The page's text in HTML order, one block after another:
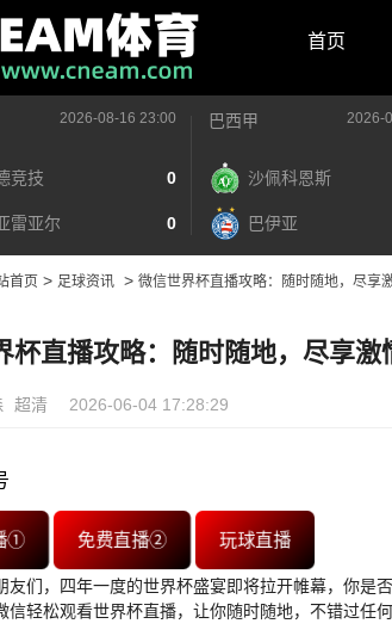
首页
2026-08-16 23:00
竞技 0
雷亚尔 0
巴西甲 2026-
沙佩科恩斯
巴伊亚
首页 > 足球资讯 > 微信世界杯直播攻略：随时随地，尽享
杯直播攻略：随时随地，尽享激
超清 2026-06-04 17:28:29
① 免费直播② 玩球直播
友们，四年一度的世界杯盛宴即将拉开帷幕，你是
信轻松观看世界杯直播，让你随时随地，不错过任何